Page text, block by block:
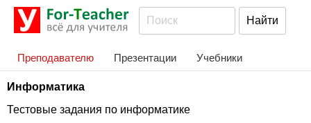
Преподавателю Презентации Учебники
Информатика
Тестовые задания по информатике